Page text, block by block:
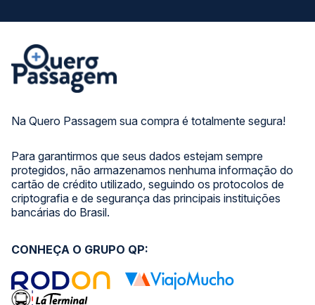
Na Quero Passagem sua compra é totalmente segura!
Para garantirmos que seus dados estejam sempre
protegidos, não armazenamos nenhuma informação do
cartão de crédito utilizado, seguindo os protocolos de
criptografia e de segurança das principais instituições
bancárias do Brasil.
CONHEÇA O GRUPO QP: